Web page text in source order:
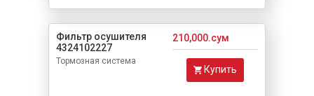
Фильтр осушителя
4324102227
Тормозная система
210,000.сум
Купить